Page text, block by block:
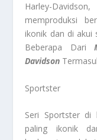
Harley-
memproduksi
ikonik dan di akui
Beberapa Dari
Davidson
Sportster
Seri Sportster di
paling ikonik